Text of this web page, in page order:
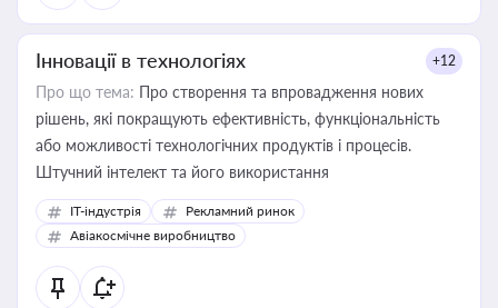
Інновації в технологіях +12
Про що тема: Про створення та впровадження нових
рішень, які покращують ефективність, функціональність
або можливості технологічних продуктів і процесів.
Штучний інтелект та його використання
IT-індустрія
Рекламний ринок
Авіакосмічне виробництво